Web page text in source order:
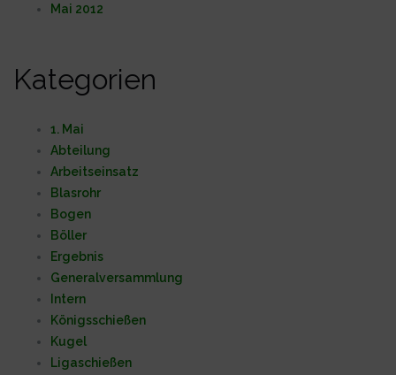
Mai 2012
Kategorien
1. Mai
Abteilung
Arbeitseinsatz
Blasrohr
Bogen
Böller
Ergebnis
Generalversammlung
Intern
Königsschießen
Kugel
Ligaschießen